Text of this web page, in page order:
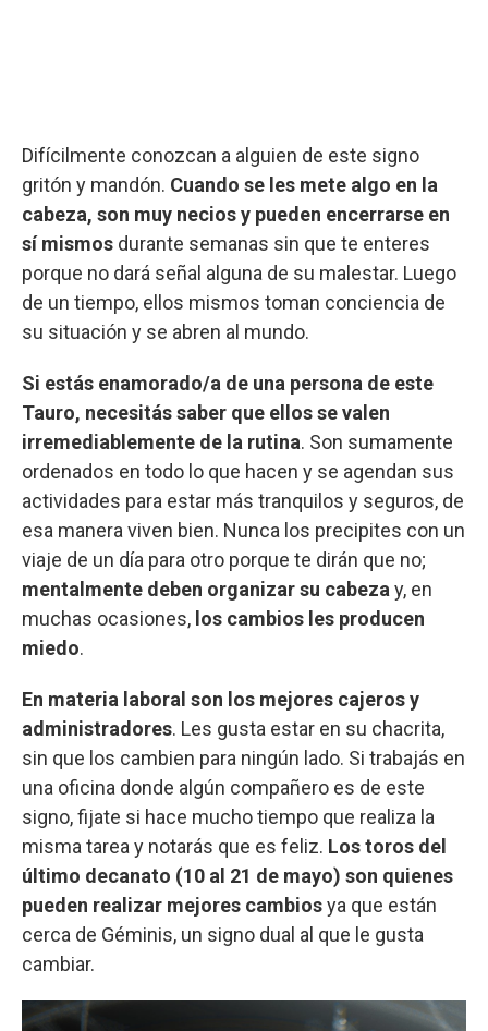
Difícilmente conozcan a alguien de este signo
gritón y mandón. Cuando se les mete algo en la
cabeza, son muy necios y pueden encerrarse en
sí mismos durante semanas sin que te enteres
porque no dará señal alguna de su malestar. Luego
de un tiempo, ellos mismos toman conciencia de
su situación y se abren al mundo.
Si estás enamorado/a de una persona de este
Tauro, necesitás saber que ellos se valen
irremediablemente de la rutina. Son sumamente
ordenados en todo lo que hacen y se agendan sus
actividades para estar más tranquilos y seguros, de
esa manera viven bien. Nunca los precipites con un
viaje de un día para otro porque te dirán que no;
mentalmente deben organizar su cabeza y, en
muchas ocasiones, los cambios les producen
miedo.
En materia laboral son los mejores cajeros y
administradores. Les gusta estar en su chacrita,
sin que los cambien para ningún lado. Si trabajás en
una oficina donde algún compañero es de este
signo, fijate si hace mucho tiempo que realiza la
misma tarea y notarás que es feliz. Los toros del
último decanato (10 al 21 de mayo) son quienes
pueden realizar mejores cambiosya que están
cerca de Géminis, un signo dual al que le gusta
cambiar.